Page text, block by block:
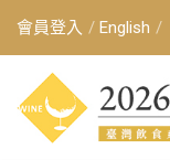
會員登入 English